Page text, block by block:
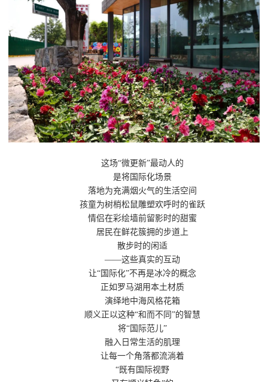
这场“微更新”最动人的
是将国际化场景
落地为充满烟火气的生活空间
孩童为树梢松鼠雕塑欢呼时的雀跃
情侣在彩绘墙前留影时的甜蜜
居民在鲜花簇拥的步道上
散步时的闲适
——这些真实的互动
让“国际化”不再是冰冷的概念
正如罗马湖用本土材质
演绎地中海风格花箱
顺义正以这种“和而不同”的智慧
将“国际范儿”
融入日常生活的肌理
让每一个角落都流淌着
“既有国际视野